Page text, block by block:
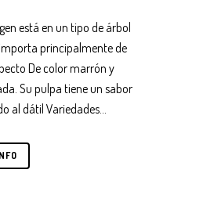
está en un tipo de árbol
principalmente de
De color marrón y
Su pulpa tiene un sabor
al dátil Variedades...